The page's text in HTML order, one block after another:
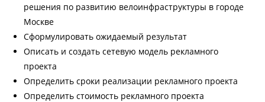
решения по развитию велоинфраструктуры в городе
Москве
Сформулировать ожидаемый результат
Описать и создать сетевую модель рекламного
проекта
Определить сроки реализации рекламного проекта
Определить стоимость рекламного проекта